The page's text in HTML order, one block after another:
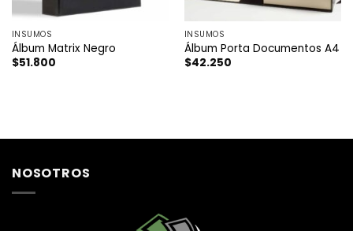
INSUMOS
Álbum Matrix Negro
$51.800
INSUMOS
Álbum Porta Documentos A4
$42.250
NOSOTROS